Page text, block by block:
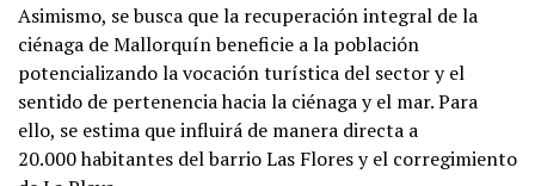
Asimismo, se busca que la recuperación integral de la
ciénaga de Mallorquín beneficie a la población
potencializando la vocación turística del sector y el
sentido de pertenencia hacia la ciénaga y el mar. Para
ello, se estima que influirá de manera directa a
20.000 habitantes del barrio Las Flores y el corregimiento